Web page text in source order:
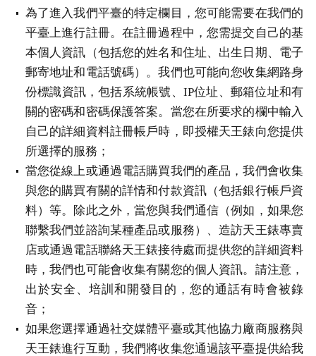
為了進入我們平臺的特定欄目，您可能需要在我們的
平臺上進行註冊。在註冊過程中，您需提交自己的基
本個人資訊（包括您的姓名和住址、出生日期、電子
郵寄地址和電話號碼）。我們也可能向您收集網路身
份標識資訊，包括系統帳號、IP位址、郵箱位址和有
關的密碼和密碼保護答案。當您在所要求的欄中輸入
自己的詳細資料註冊帳戶時，即授權天王錶向您提供
所選擇的服務；
當您從線上或通過電話購買我們的產品，我們會收集
與您的購買有關的詳情和付款資訊（包括銀行帳戶資
料）等。除此之外，當您與我們通信（例如，如果您
聯繫我們並諮詢某種產品或服務）、造訪天王錶專賣
店或通過電話聯絡天王錶接待處而提供您的詳細資料
時，我們也可能會收集有關您的個人資訊。請注意，
出於安全、培訓和開發目的，您的通話有時會被錄
音；
如果您選擇通過社交媒體平臺或其他協力廠商服務與
天王錶進行互動，我們將收集您通過該平臺提供給我